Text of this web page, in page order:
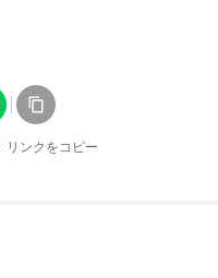
リンクをコピー